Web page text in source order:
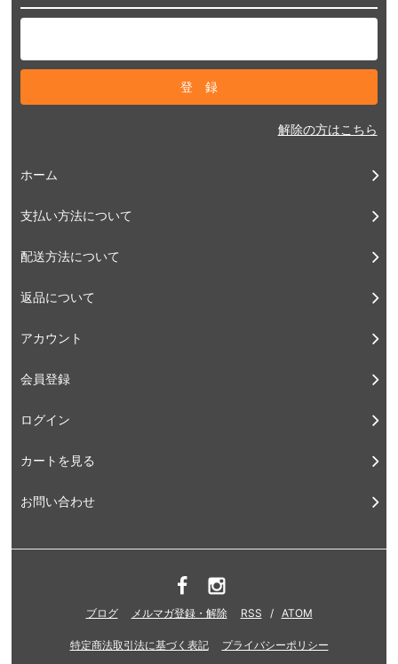
解除の方はこちら
ホーム
支払い方法について
配送方法について
返品について
アカウント
会員登録
ログイン
カートを見る
お問い合わせ
ブログ メルマガ登録・解除 RSS / ATOM
特定商法取引法に基づく表記 プライバシーポリシー